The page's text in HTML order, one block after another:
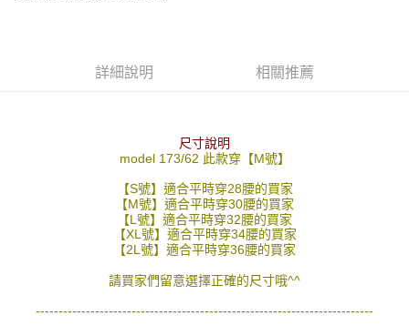
※ 交易是否成功請以「AFTEE先享後付 」之結帳頁面顯示為準，若有關於
１．透過由恩沛科技股份有限公司提供之「AFTEE先享後付」服務完成之交
權轉讓予恩沛科技股份有限公司。
２．關於個人資料處理事宜，請瀏覽以下網址：
https://aftee.tw/terms/#terms3
３．未成年的使用者請事先徵得法定代理人或監護人之同意方可使用
「AFTEE先享後付」，若未經同意申辦者引起之損失，本公司不負相關責
４．使用「AFTEE先享後付」時，將依據個別帳號之用戶狀況，依本公司即
請求用戶進行身份認證。
先付款後7-11取貨
每筆NT$120，滿NT$3,000(含以上)免運費
詳細說明 相關推薦
尺寸說明
model 173/62 此款穿【M號】
【S號】適合平時穿28腰的買家
【M號】適合平時穿30腰的買家
【L號】適合平時穿32腰的買家
【XL號】適合平時穿34腰的買家
【2L號】適合平時穿36腰的買家
請買家們留意選擇正確的尺寸哦^^
--------------------------------------------------------------------------